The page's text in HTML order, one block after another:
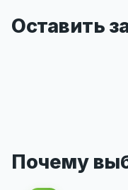
Оставить
Почему